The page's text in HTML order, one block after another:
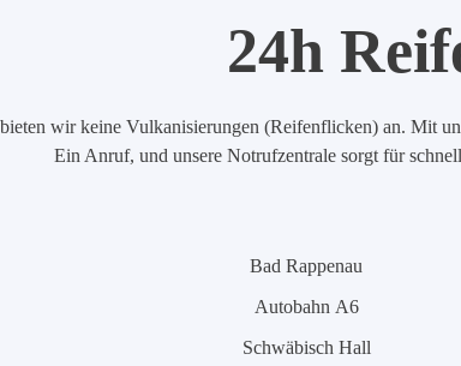
24h
wir keine Vulkanisierungen (Reifenflicken) an. Mit
Ein Anruf, und unsere Notrufzentrale sorgt für
Bad Rappenau
Autobahn A6
Schwäbisch Hall